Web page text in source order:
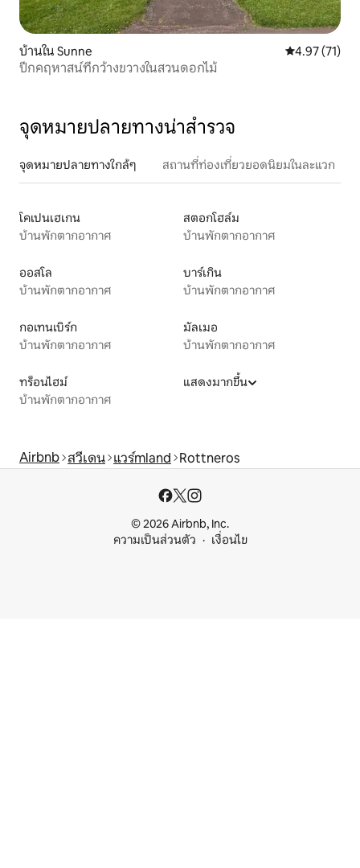
บ้านใน Sunne คะแนนเฉลี่ย
4.97 (71)
ปีกคฤหาสน์ที่กว้างขวางในสวนดอกไม้
จุดหมายปลายทางน่าสำรวจ
จุดหมายปลายทางใกล้ๆ สถานที่ท่องเที่ยวยอดนิยมในละแวก
โคเปนเฮเกน
บ้านพักตากอากาศ
สตอกโฮล์ม
บ้านพักตากอากาศ
ออสโล
บ้านพักตากอากาศ
บาร์เกิน
บ้านพักตากอากาศ
กอเทนเบิร์ก
บ้านพักตากอากาศ
มัลเมอ
บ้านพักตากอากาศ
ทร็อนไฮม์
บ้านพักตากอากาศ
แสดงมากขึ้น
Airbnb สวีเดน แวร์mland Rottneros
© 2026 Airbnb, Inc.
ความเป็นส่วนตัว
เงื่อนไข